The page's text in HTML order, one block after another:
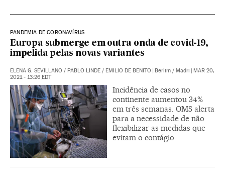
PANDEMIA DE CORONAVÍRUS
Europa submerge em outra onda de covid-19,
impelida pelas novas variantes
ELENA G. SEVILLANO / PABLO LINDE / EMILIO DE BENITO Berlim / Madri
MAR 20,
2021 - 13:26 EDT
Incidência de casos no
continente aumentou 34%
em três semanas. OMS alerta
para a necessidade de não
flexibilizar as medidas que
evitam o contágio